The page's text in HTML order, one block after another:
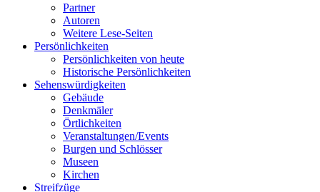
Partner
Autoren
Weitere Lese-Seiten
Persönlichkeiten
Persönlichkeiten von heute
Historische Persönlichkeiten
Sehenswürdigkeiten
Gebäude
Denkmäler
Örtlichkeiten
Veranstaltungen/Events
Burgen und Schlösser
Museen
Kirchen
Streifzüge